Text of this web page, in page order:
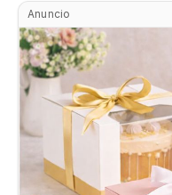
Anuncio